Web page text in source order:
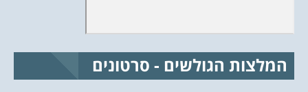
המלצות הגולשים - סרטונים